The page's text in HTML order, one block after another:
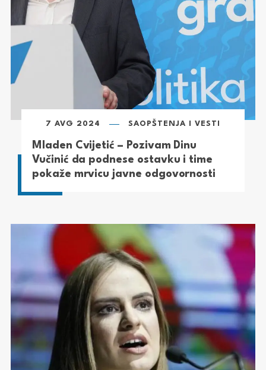
7 AVG 2024 SAOPŠTENJA I VESTI
Mladen Cvijetić – Pozivam Dinu
Vučinić da podnese ostavku i time
pokaže mrvicu javne odgovornosti